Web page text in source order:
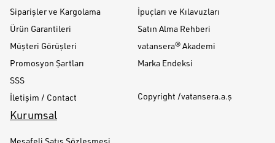
Siparişler ve Kargolama
Ürün Garantileri
Müşteri Görüşleri
Promosyon Şartları
SSS
İletişim / Contact
İpuçları ve Kılavuzları
Satın Alma Rehberi
vatansera® Akademi
Marka Endeksi
Copyright /vatansera.a.ş
Kurumsal
Mesafeli Satış Sözleşmesi